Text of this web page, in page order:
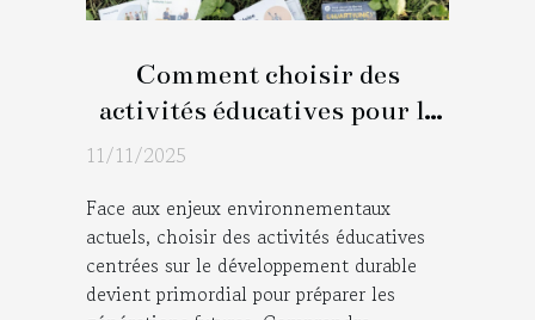
Comment choisir des
activités éducatives pour le
développement durable ?
11/11/2025
Face aux enjeux environnementaux
actuels, choisir des activités éducatives
centrées sur le développement durable
devient primordial pour préparer les